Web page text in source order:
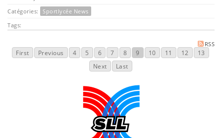
Catégories:
Sportlycée News
Tags:
RSS
First Previous 4 5 6 7 8 9 10 11 12
13
Next
Last